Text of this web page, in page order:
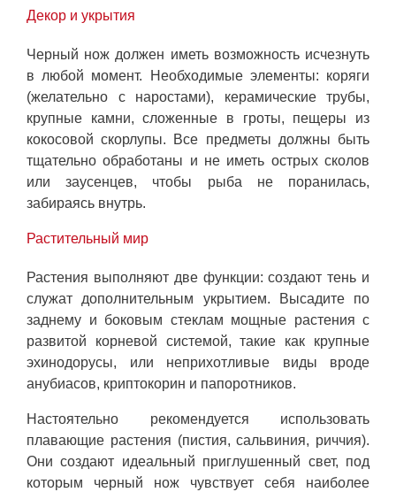
Декор и укрытия
Черный нож должен иметь возможность исчезнуть
в любой момент. Необходимые элементы: коряги
(желательно с наростами), керамические трубы,
крупные камни, сложенные в гроты, пещеры из
кокосовой скорлупы. Все предметы должны быть
тщательно обработаны и не иметь острых сколов
или заусенцев, чтобы рыба не поранилась,
забираясь внутрь.
Растительный мир
Растения выполняют две функции: создают тень и
служат дополнительным укрытием. Высадите по
заднему и боковым стеклам мощные растения с
развитой корневой системой, такие как крупные
эхинодорусы, или неприхотливые виды вроде
анубиасов, криптокорин и папоротников.
Настоятельно рекомендуется использовать
плавающие растения (пистия, сальвиния, риччия).
Они создают идеальный приглушенный свет, под
которым черный нож чувствует себя наиболее